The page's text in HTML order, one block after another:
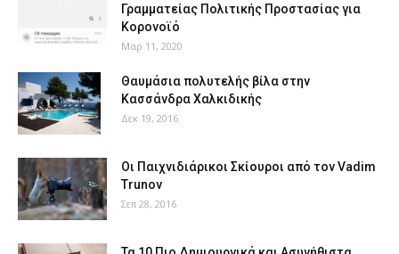
Γραμματείας Πολιτικής Προστασίας για
Κορονοϊό
Μαρ 11, 2020
Θαυμάσια πολυτελής βίλα στην
Κασσάνδρα Χαλκιδικής
Δεκ 19, 2016
Οι Παιχνιδιάρικοι Σκίουροι από τον Vadim
Trunov
Σεπ 28, 2016